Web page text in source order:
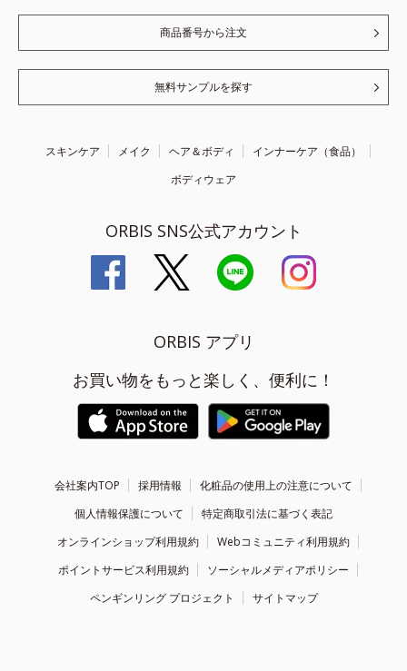
商品番号から注文
無料サンプルを探す
スキンケア メイク ヘア＆ボディ
インナーケア（食品）
ボディウェア
ORBIS SNS公式アカウント
ORBIS アプリ
お買い物をもっと楽しく、便利に！
会社案内TOP 採用情報
化粧品の使用上の注意について
個人情報保護について
特定商取引法に基づく表記
オンラインショップ利用規約
Webコミュニティ利用規約
ポイントサービス利用規約
ソーシャルメディアポリシー
ペンギンリング プロジェクト
サイトマップ